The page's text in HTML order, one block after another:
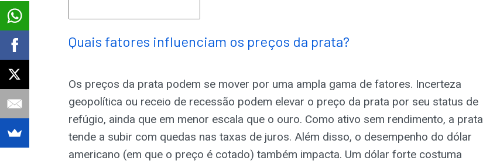
Quais fatores influenciam os preços da prata?
Os preços da prata podem se mover por uma ampla gama de fatores. Incerteza
geopolítica ou receio de recessão podem elevar o preço da prata por seu status de
refúgio, ainda que em menor escala que o ouro. Como ativo sem rendimento, a prata
tende a subir com quedas nas taxas de juros. Além disso, o desempenho do dólar
americano (em que o preço é cotado) também impacta. Um dólar forte costuma